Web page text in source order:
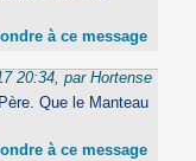
à ce message
20:34, par Hortense
Que le Manteau
à ce message